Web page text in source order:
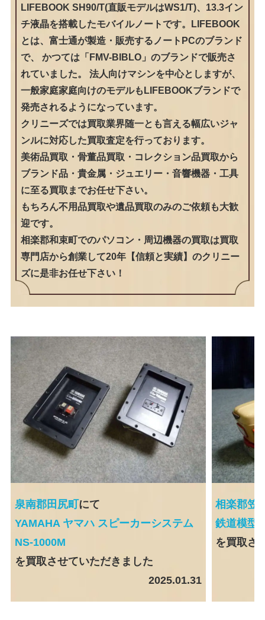
LIFEBOOK SH90/T(直販モデルはWS1/T)、13.3イン
チ液晶を搭載したモバイルノートです。LIFEBOOK
とは、富士通が製造・販売するノートPCのブランド
で、 かつては「FMV-BIBLO」のブランドで販売さ
れていました。 法人向けマシンを中心としますが、
一般家庭家庭向けのモデルもLIFEBOOKブランドで
発売されるようになっています。
クリニーズでは買取業界随一とも言える幅広いジャ
ンルに対応した買取査定を行っております。
美術品買取・骨董品買取・コレクション品買取から
ブランド品・貴金属・ジュエリー・音響機器・工具
に至る買取までお任せ下さい。
もちろん不用品買取や遺品買取のみのご依頼も大歓
迎です。
相楽郡和束町でのパソコン・周辺機器の買取は買取
専門店から創業して20年【信頼と実績】のクリニー
ズに是非お任せ下さい！
泉南郡田尻町にて
YAMAHA ヤマハ スピーカーシステム
NS-1000M
を買取させていただきました
2025.01.31
相楽郡笠
鉄道模型
を買取さ